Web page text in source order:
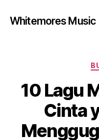
Whitemores Music
10 Lagu
Cinta